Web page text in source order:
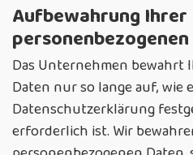
Aufbewahrung Ihrer
Das Unternehmen bewahrt
Daten nur so lange auf, wie
Datenschutzerklärung
erforderlich ist. Wir